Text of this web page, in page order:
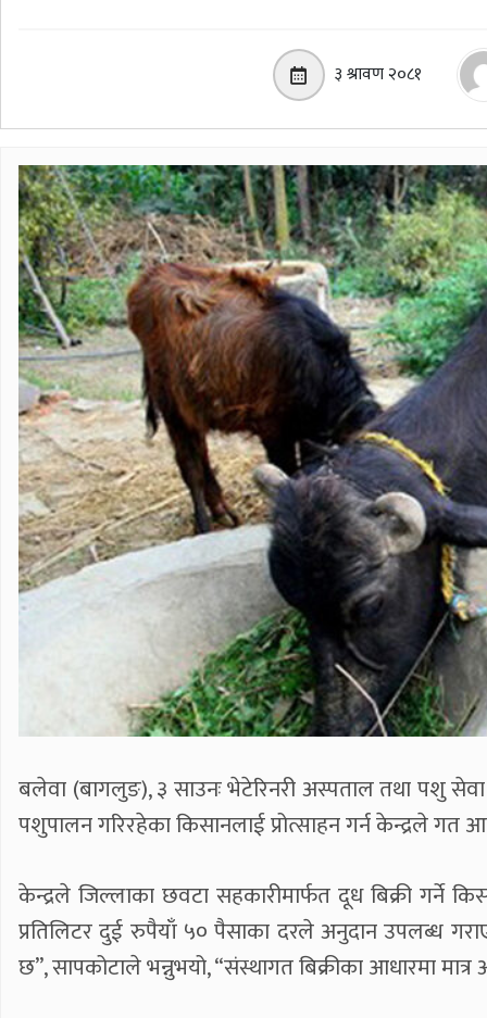
३ श्रावण २०८१
बलेवा (बागलुङ), ३ साउनः भेटेरिनरी अस्पताल तथा पशु
पशुपालन गरिरहेका किसानलाई प्रोत्साहन गर्न केन्द्रले गत
केन्द्रले जिल्लाका छवटा सहकारीमार्फत दूध बिक्री गर्ने
प्रतिलिटर दुई रुपैयाँ ५० पैसाका दरले अनुदान उपलब्ध
छ”, सापकोटाले भन्नुभयो, “संस्थागत बिक्रीका आधारमा